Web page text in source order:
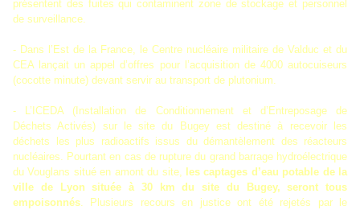
présentent des fuites qui contaminent zone de stockage et personnel
de surveillance.
- Dans l’Est de la France, le Centre nucléaire militaire de Valduc et du
CEA lançait un appel d’offres pour l’acquisition de 4000 autocuiseurs
(cocotte minute) devant servir au transport de plutonium.
- L’ICEDA (Installation de Conditionnement et d’Entreposage de
Déchets Activés) sur le site du Bugey est destiné à recevoir les
déchets les plus radioactifs issus du démantèlement des réacteurs
nucléaires. Pourtant en cas de rupture du grand barrage hydroélectrique
du Vouglans situé en amont du site, les captages d’eau potable de la
ville de Lyon située à 30 km du site du Bugey, seront tous
empoisonnés. Plusieurs recours en justice ont été rejetés par le